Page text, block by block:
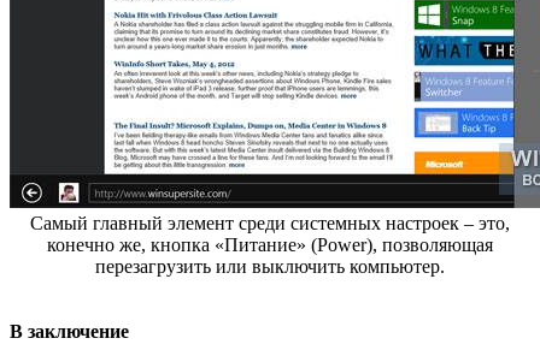
Самый главный элемент среди системных настроек – это,
конечно же, кнопка «Питание» (Power), позволяющая
перезагрузить или выключить компьютер.
В заключение